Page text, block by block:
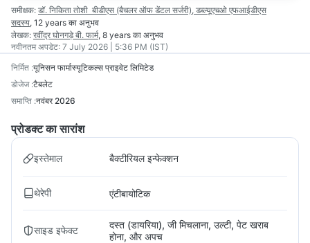
समीक्षक: डॉ. निकिता तोशी बीडीएस (बैचलर ऑफ डेंटल सर्जरी), डब्ल्यूएचओ एफआईडीएस
सदस्य, 12 years का अनुभव
लेखक: रवींद्र घोनगड़े बी. फार्म, 8 years का अनुभव
नवीनतम अपडेट: 7 July 2026 | 5:36 PM (IST)
निर्मित :यूनिसन फार्मास्यूटिकल्स प्राइवेट लिमिटेड
डोजेज :टैबलेट
समाप्ति :नवंबर 2026
प्रोडक्ट का सारांश
इस्तेमाल बैक्टीरियल इन्फेक्शन
थेरेपी एंटीबायोटिक
साइड इफेक्ट
दस्त (डायरिया), जी मिचलाना, उल्टी, पेट खराब
होना, और अपच